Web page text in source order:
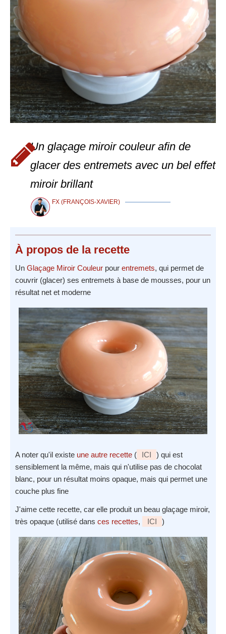
Un glaçage miroir couleur afin de
glacer des entremets avec un bel effet
miroir brillant
FX (FRANÇOIS-XAVIER)
À propos de la recette
Un Glaçage Miroir Couleur pour entremets, qui permet de
couvrir (glacer) ses entremets à base de mousses, pour un
résultat net et moderne
A noter qu'il existe une autre recette ( ICI
) qui est
sensiblement la même, mais qui n'utilise pas de chocolat
blanc, pour un résultat moins opaque, mais qui permet une
couche plus fine
J'aime cette recette, car elle produit un beau glaçage miroir,
très opaque (utilisé dans ces recettes, ICI )